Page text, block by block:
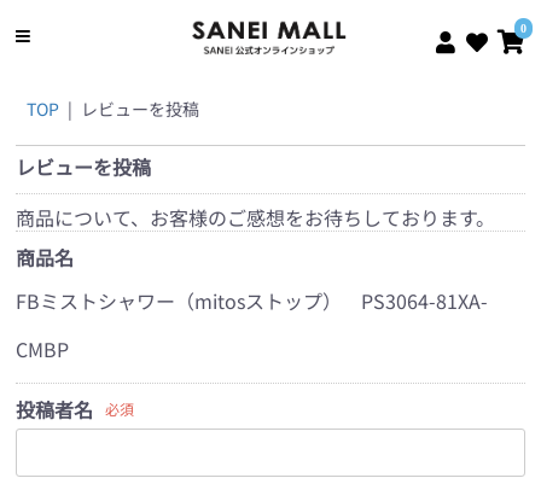
0
TOP | レビューを投稿
レビューを投稿
商品について、お客様のご感想をお待ちしております。
商品名
FBミストシャワー（mitosストップ） PS3064-81XA-
CMBP
投稿者名 必須